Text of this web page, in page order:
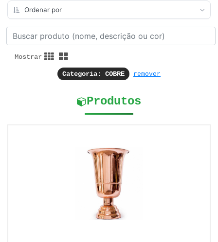
Mostrar
Categoria: COBRE remover
Produtos